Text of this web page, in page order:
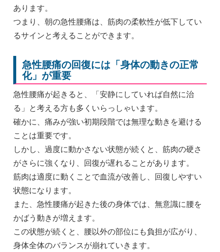
あります。
つまり、朝の急性腰痛は、筋肉の柔軟性が低下してい
るサインと考えることができます。
急性腰痛の回復には「身体の動きの正常
化」が重要
急性腰痛が起きると、「安静にしていれば自然に治
る」と考える方も多くいらっしゃいます。
確かに、痛みが強い初期段階では無理な動きを避ける
ことは重要です。
しかし、過度に動かさない状態が続くと、筋肉の硬さ
がさらに強くなり、回復が遅れることがあります。
筋肉は適度に動くことで血流が改善し、回復しやすい
状態になります。
また、急性腰痛が起きた後の身体では、無意識に腰を
かばう動きが増えます。
この状態が続くと、腰以外の部位にも負担が広がり、
身体全体のバランスが崩れていきます。